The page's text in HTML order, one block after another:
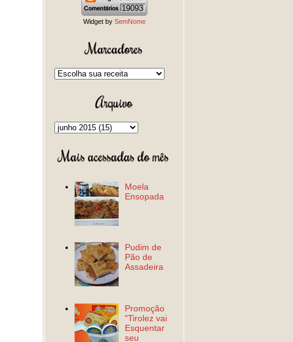
19093
Widget by SemNome
Marcadores
Arquivo
Mais acessadas do mês
Moela
Ensopada
Pudim de
Pão de
Assadeira
Promoção
"Tirolez vai
Esquentar
seu